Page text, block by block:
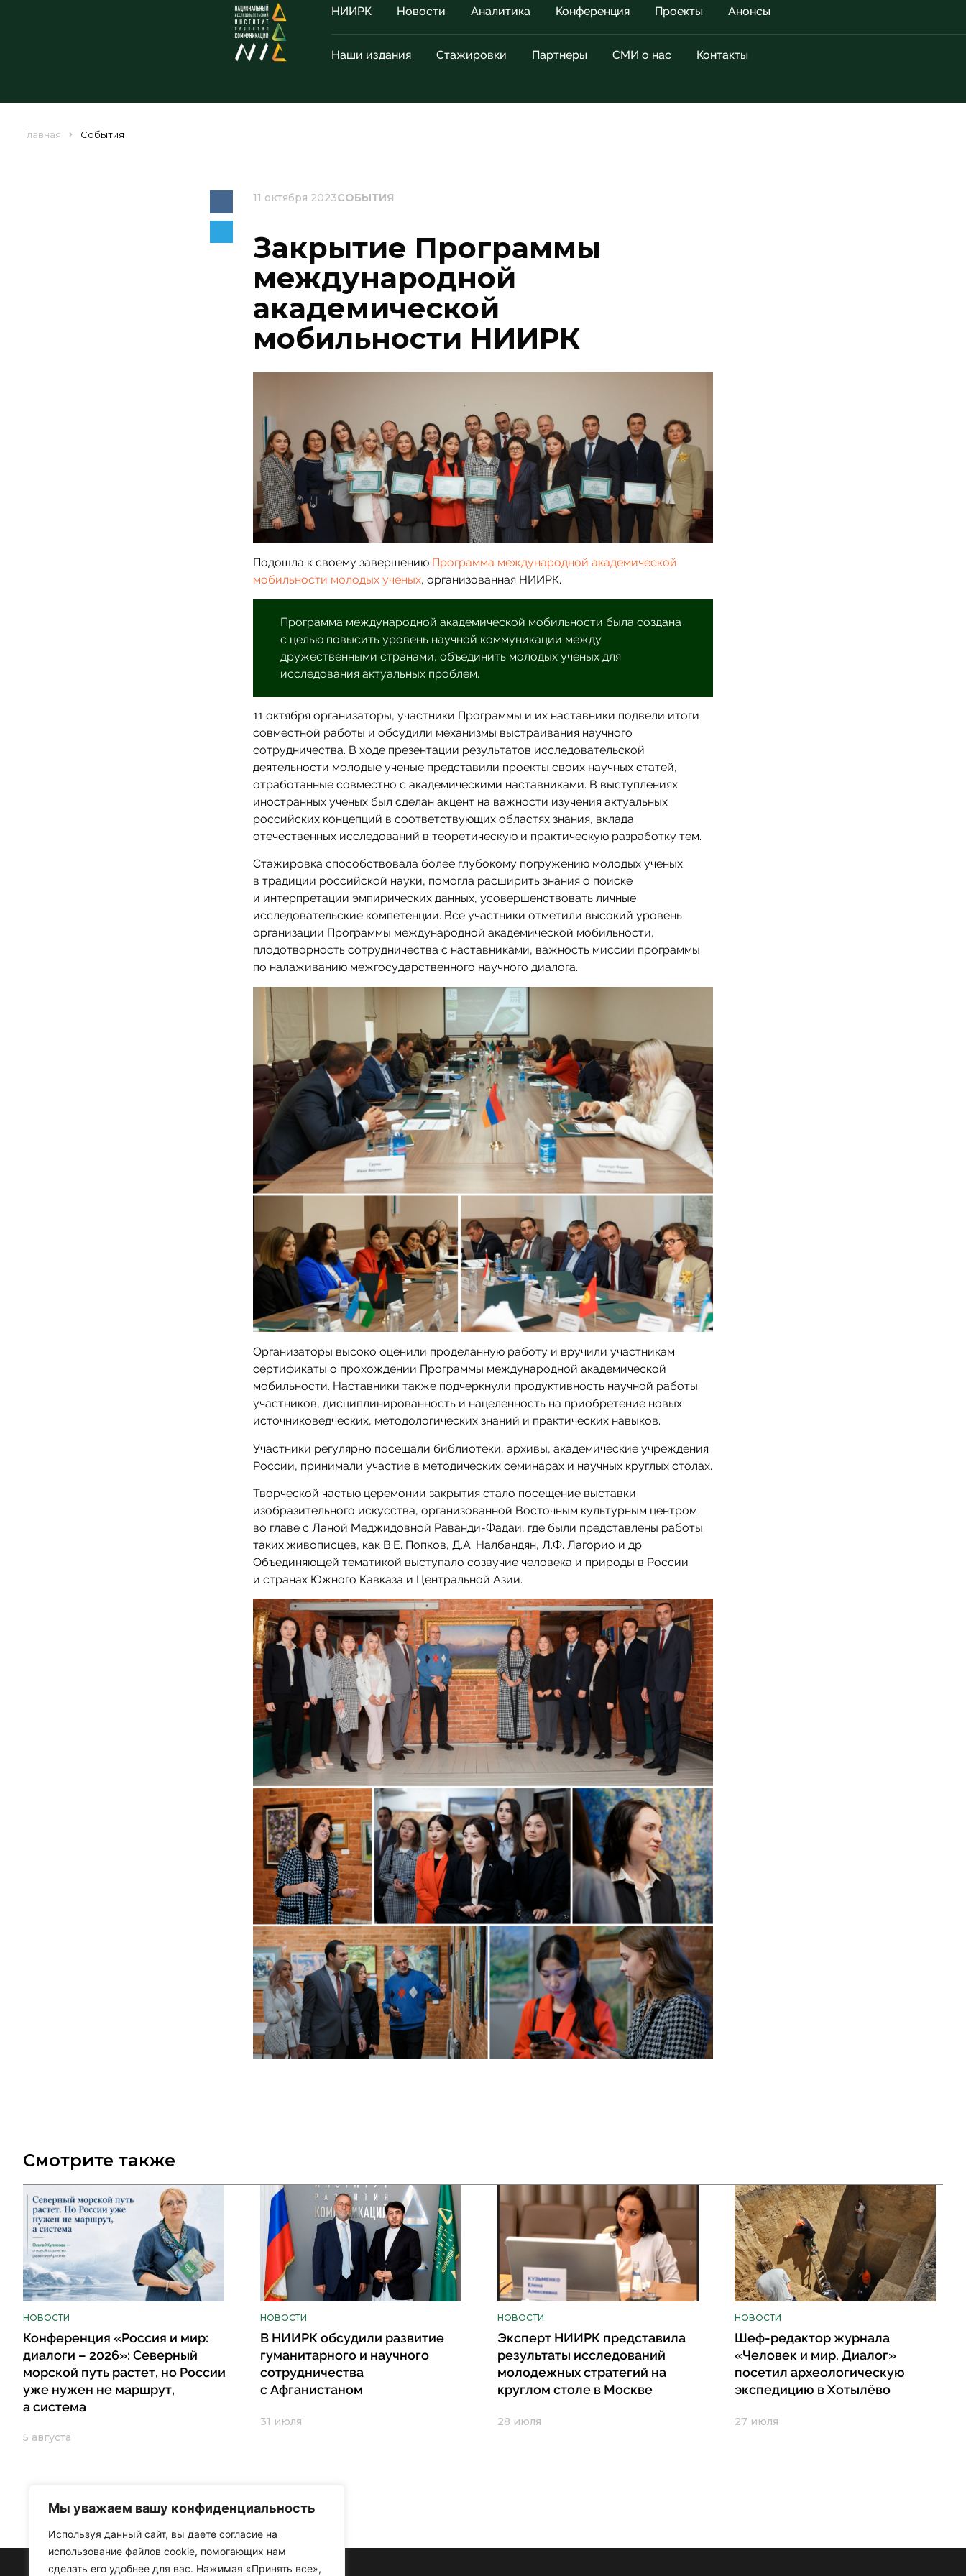
Мы уважаем вашу конфиденциальность
Используя данный сайт, вы даете согласие на
использование файлов cookie, помогающих нам
сделать его удобнее для вас. Нажимая «Принять все»,
НИИРК Новости Аналитика Конференция Проекты Анонсы
Наши издания Стажировки Партнеры СМИ о нас Контакты
Главная События
11 октября 2023СОБЫТИЯ
Закрытие Программы
международной
академической
мобильности НИИРК
Подошла к своему завершению Программа международной академической
мобильности молодых ученых, организованная НИИРК.
Программа международной академической мобильности была создана
с целью повысить уровень научной коммуникации между
дружественными странами, объединить молодых ученых для
исследования актуальных проблем.
11 октября организаторы, участники Программы и их наставники подвели итоги
совместной работы и обсудили механизмы выстраивания научного
сотрудничества. В ходе презентации результатов исследовательской
деятельности молодые ученые представили проекты своих научных статей,
отработанные совместно с академическими наставниками. В выступлениях
иностранных ученых был сделан акцент на важности изучения актуальных
российских концепций в соответствующих областях знания, вклада
отечественных исследований в теоретическую и практическую разработку тем.
Стажировка способствовала более глубокому погружению молодых ученых
в традиции российской науки, помогла расширить знания о поиске
и интерпретации эмпирических данных, усовершенствовать личные
исследовательские компетенции. Все участники отметили высокий уровень
организации Программы международной академической мобильности,
плодотворность сотрудничества с наставниками, важность миссии программы
по налаживанию межгосударственного научного диалога.
Организаторы высоко оценили проделанную работу и вручили участникам
сертификаты о прохождении Программы международной академической
мобильности. Наставники также подчеркнули продуктивность научной работы
участников, дисциплинированность и нацеленность на приобретение новых
источниковедческих, методологических знаний и практических навыков.
Участники регулярно посещали библиотеки, архивы, академические учреждения
России, принимали участие в методических семинарах и научных круглых столах.
Творческой частью церемонии закрытия стало посещение выставки
изобразительного искусства, организованной Восточным культурным центром
во главе с Ланой Меджидовной Раванди-Фадаи, где были представлены работы
таких живописцев, как В.Е. Попков, Д.А. Налбандян, Л.Ф. Лагорио и др.
Объединяющей тематикой выступало созвучие человека и природы в России
и странах Южного Кавказа и Центральной Азии.
Смотрите также
НОВОСТИ
Конференция «Россия и мир:
диалоги – 2026»: Северный
морской путь растет, но России
уже нужен не маршрут,
а система
5 августа
НОВОСТИ
В НИИРК обсудили развитие
гуманитарного и научного
сотрудничества
с Афганистаном
31 июля
НОВОСТИ
Эксперт НИИРК представила
результаты исследований
молодежных стратегий на
круглом столе в Москве
28 июля
НОВОСТИ
Шеф-редактор журнала
«Человек и мир. Диалог»
посетил археологическую
экспедицию в Хотылёво
27 июля